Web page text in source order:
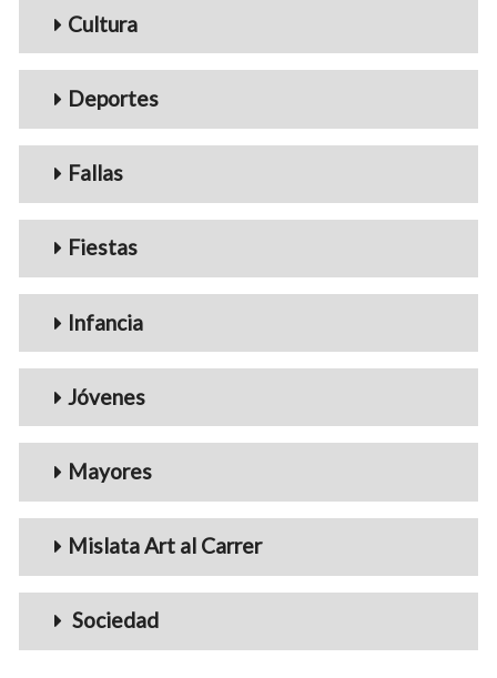
Cultura
Deportes
Fallas
Fiestas
Infancia
Jóvenes
Mayores
Mislata Art al Carrer
Sociedad